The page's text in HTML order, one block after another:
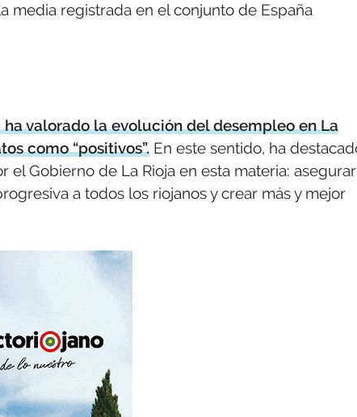
media registrada en el conjunto de España
valorado la evolución del desempleo en La
como “positivos”. En este sentido, ha
Gobierno de La Rioja en esta materia: asegurar
a todos los riojanos y crear más y mejor